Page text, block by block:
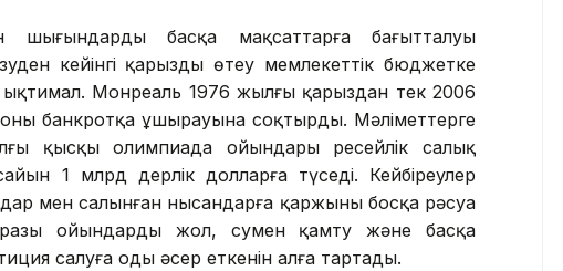
шығындардың басқа мақсаттарға бағытталуы
кейінгі қарызды өтеу мемлекеттік бюджетке
Монреаль 1976 жылғы қарыздан тек 2006
банкротқа ұшырауына соқтырды. Мәліметтерге
қысқы олимпиада ойындары ресейлік салық
1 млрд дерлік долларға түседі. Кейбіреулер
мен салынған нысандарға қаржының босқа рәсуа
ойындардың жол, сумен қамту және басқа
салуға оңды әсер еткенін алға тартады.